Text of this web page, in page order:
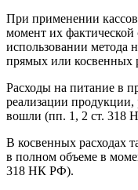
При применении
момент их
использовании метода
прямых или косвенных
Расходы на питание в
реализации продукции,
вошли (пп. 1, 2 ст. 318
В косвенных расходах
в полном объеме в
318 НК РФ).